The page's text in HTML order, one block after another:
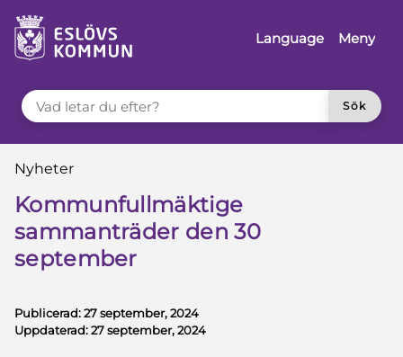
till innehåll
Language
Meny
VAD LETAR DU EFTER?
Sök
Du är här:
Nyheter
Kommunfullmäktige
sammanträder den 30
september
Publicerad:27 september, 2024
Uppdaterad:27 september, 2024